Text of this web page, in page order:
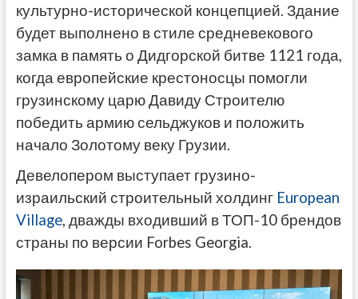
культурно-исторической концепцией. Здание
будет выполнено в стиле средневекового
замка в память о Дидгорской битве 1121 года,
когда европейские крестоносцы помогли
грузинскому царю Давиду Строителю
победить армию сельджуков и положить
начало Золотому веку Грузии.
Девелопером выступает грузино-
израильский строительный холдинг European
Village, дважды входивший в ТОП-10 брендов
страны по версии Forbes Georgia.